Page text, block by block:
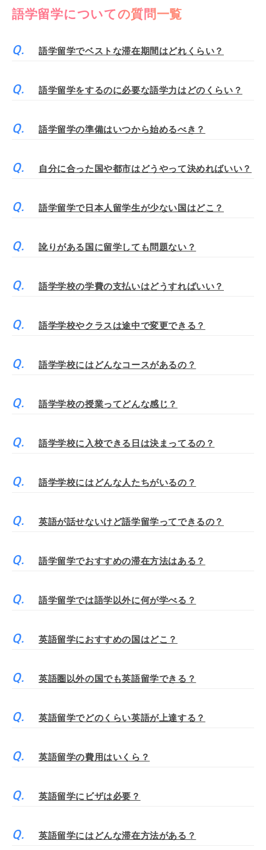
語学留学についての質問一覧
語学留学でベストな滞在期間はどれくらい？
語学留学をするのに必要な語学力はどのくらい？
語学留学の準備はいつから始めるべき？
自分に合った国や都市はどうやって決めればいい？
語学留学で日本人留学生が少ない国はどこ？
訛りがある国に留学しても問題ない？
語学学校の学費の支払いはどうすればいい？
語学学校やクラスは途中で変更できる？
語学学校にはどんなコースがあるの？
語学学校の授業ってどんな感じ？
語学学校に入校できる日は決まってるの？
語学学校にはどんな人たちがいるの？
英語が話せないけど語学留学ってできるの？
語学留学でおすすめの滞在方法はある？
語学留学では語学以外に何が学べる？
英語留学におすすめの国はどこ？
英語圏以外の国でも英語留学できる？
英語留学でどのくらい英語が上達する？
英語留学の費用はいくら？
英語留学にビザは必要？
英語留学にはどんな滞在方法がある？